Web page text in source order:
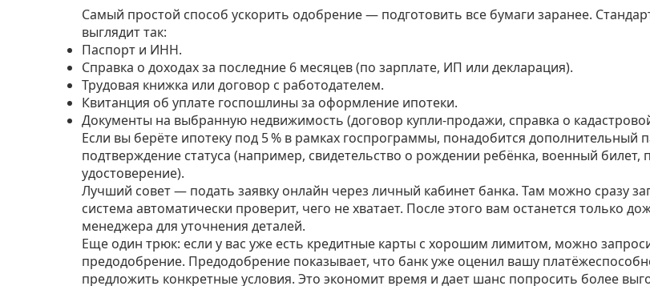
Самый простой способ ускорить одобрение — подготовить все бумаги заранее.
выглядит так:
Паспорт и ИНН.
Справка о доходах за последние 6 месяцев (по зарплате, ИП или декларация).
Трудовая книжка или договор с работодателем.
Квитанция об уплате госпошлины за оформление ипотеки.
Документы на выбранную недвижимость (договор купли‑продажи, справка о
Если вы берёте ипотеку под 5 % в рамках госпрограммы, понадобится дополнительный
подтверждение статуса (например, свидетельство о рождении ребёнка, военный билет,
удостоверение).
Лучший совет — подать заявку онлайн через личный кабинет банка. Там можно сразу
система автоматически проверит, чего не хватает. После этого вам останется только
менеджера для уточнения деталей.
Еще один трюк: если у вас уже есть кредитные карты с хорошим лимитом, можно
предодобрение. Предодобрение показывает, что банк уже оценил вашу
предложить конкретные условия. Это экономит время и дает шанс попросить более